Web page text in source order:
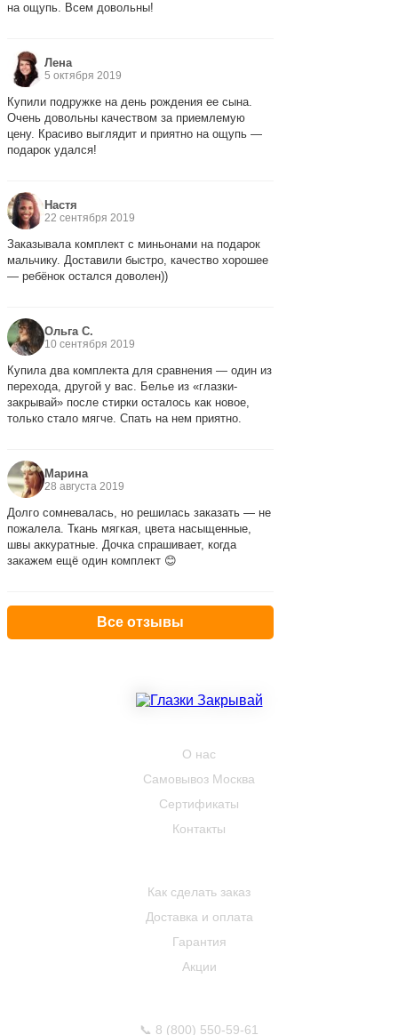
на ощупь. Всем довольны!
Лена
5 октября 2019
Купили подружке на день рождения ее сына.
Очень довольны качеством за приемлемую
цену. Красиво выглядит и приятно на ощупь —
подарок удался!
Настя
22 сентября 2019
Заказывала комплект с миньонами на подарок
мальчику. Доставили быстро, качество хорошее
— ребёнок остался доволен))
Ольга С.
10 сентября 2019
Купила два комплекта для сравнения — один из
перехода, другой у вас. Белье из «глазки-
закрывай» после стирки осталось как новое,
только стало мягче. Спать на нем приятно.
Марина
28 августа 2019
Долго сомневалась, но решилась заказать — не
пожалела. Ткань мягкая, цвета насыщенные,
швы аккуратные. Дочка спрашивает, когда
закажем ещё один комплект 😊
Все отзывы
О нас
Самовывоз Москва
Сертификаты
Контакты
Как сделать заказ
Доставка и оплата
Гарантия
Акции
📞 8 (800) 550-59-61